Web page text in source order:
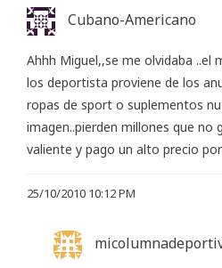
Cubano-Americano
Ahhh Miguel,,se me olvidaba ..el
los deportista proviene de los
ropas de sport o suplementos
imagen..pierden millones que
valiente y pago un alto precio
25/10/2010 10:12 PM